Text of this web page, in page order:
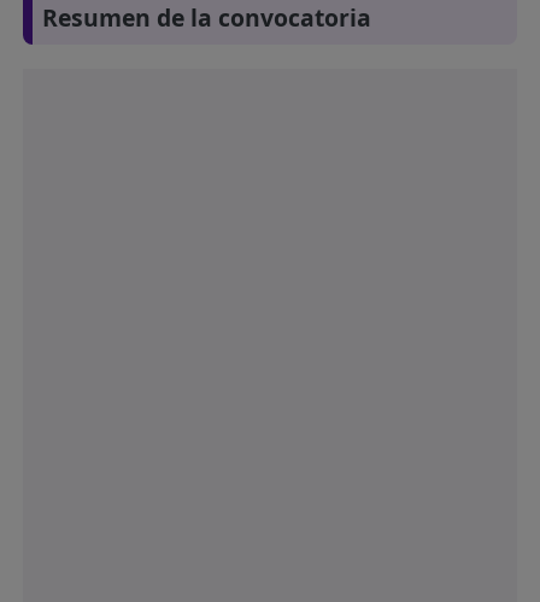
Resumen de la convocatoria